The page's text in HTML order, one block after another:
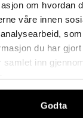
om hvordan
våre innen
du har
samlet inn
Godta